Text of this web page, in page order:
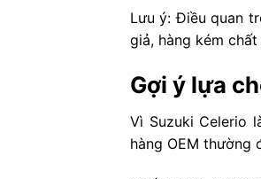
Lưu ý: Điều quan
giả, hàng kém
Gợi ý lựa
Vì Suzuki Celerio
hàng OEM thường